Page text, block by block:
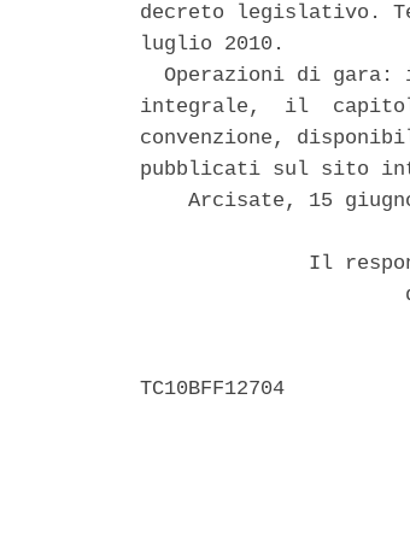
decreto legislativo.
luglio 2010.
Operazioni di gara:
integrale,  il
convenzione,
pubblicati sul sito
Arcisate, 15
Il